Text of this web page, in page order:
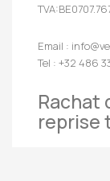
Email :
Tel : +32 486
Rachat
reprise